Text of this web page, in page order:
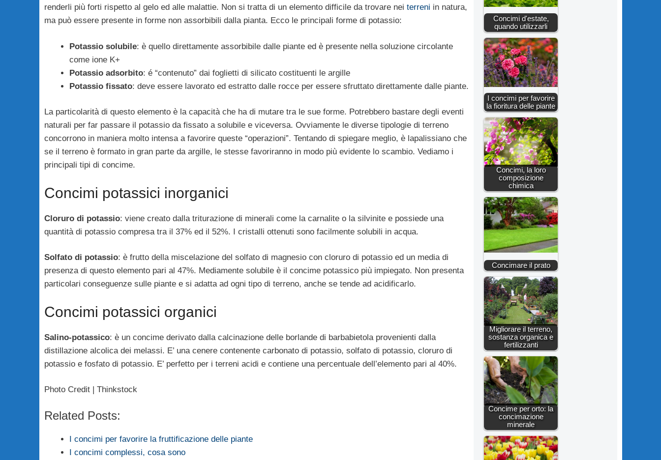
renderli più forti rispetto al gelo ed alle malattie. Non si tratta di un elemento difficile da trovare nei terreni in natura,
ma può essere presente in forme non assorbibili dalla pianta. Ecco le principali forme di potassio:
Potassio solubile: è quello direttamente assorbibile dalle piante ed è presente nella soluzione circolante
come ione K+
Potassio adsorbito: é “contenuto” dai foglietti di silicato costituenti le argille
Potassio fissato: deve essere lavorato ed estratto dalle rocce per essere sfruttato direttamente dalle piante.
La particolarità di questo elemento è la capacità che ha di mutare tra le sue forme. Potrebbero bastare degli eventi
naturali per far passare il potassio da fissato a solubile e viceversa. Ovviamente le diverse tipologie di terreno
concorrono in maniera molto intensa a favorire queste “operazioni”. Tentando di spiegare meglio, è lapalissiano che
se il terreno è formato in gran parte da argille, le stesse favoriranno in modo più evidente lo scambio. Vediamo i
principali tipi di concime.
Concimi potassici inorganici
Cloruro di potassio: viene creato dalla triturazione di minerali come la carnalite o la silvinite e possiede una
quantità di potassio compresa tra il 37% ed il 52%. I cristalli ottenuti sono facilmente solubili in acqua.
Solfato di potassio: è frutto della miscelazione del solfato di magnesio con cloruro di potassio ed un media di
presenza di questo elemento pari al 47%. Mediamente solubile è il concime potassico più impiegato. Non presenta
particolari conseguenze sulle piante e si adatta ad ogni tipo di terreno, anche se tende ad acidificarlo.
Concimi potassici organici
Salino-potassico: è un concime derivato dalla calcinazione delle borlande di barbabietola provenienti dalla
distillazione alcolica dei melassi. E’ una cenere contenente carbonato di potassio, solfato di potassio, cloruro di
potassio e fosfato di potassio. E’ perfetto per i terreni acidi e contiene una percentuale dell’elemento pari al 40%.
Photo Credit | Thinkstock
Related Posts:
I concimi per favorire la fruttificazione delle piante
I concimi complessi, cosa sono
Concimi d'estate,
quando utilizzarli
I concimi per favorire
la fioritura delle piante
Concimi, la loro
composizione
chimica
Concimare il prato
Migliorare il terreno,
sostanza organica e
fertilizzanti
Concime per orto: la
concimazione
minerale